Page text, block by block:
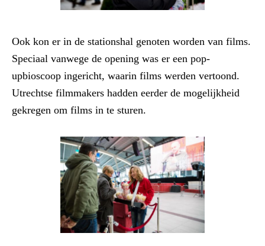
Ook kon er in de stationshal genoten worden van films.
Speciaal vanwege de opening was er een pop-
upbioscoop ingericht, waarin films werden vertoond.
Utrechtse filmmakers hadden eerder de mogelijkheid
gekregen om films in te sturen.